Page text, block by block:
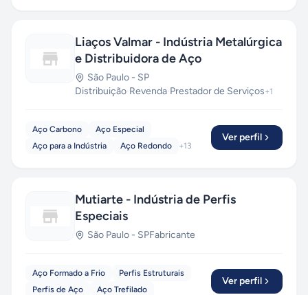
Liaços Valmar - Indústria Metalúrgica
e Distribuidora de Aço
São Paulo - SP
Distribuição·Revenda·Prestador de Serviços+1
Aço Carbono
Aço Especial
Aço para a Indústria
Aço Redondo +13
Ver perfil
Mutiarte - Indústria de Perfis
Especiais
São Paulo - SPFabricante
Aço Formado a Frio
Perfis Estruturais
Perfis de Aço
Aço Trefilado
Ver perfil